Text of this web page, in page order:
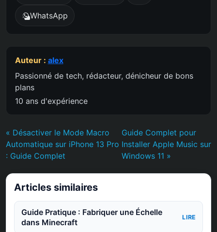
WhatsApp
Auteur : alex
Passionné de tech, rédacteur, dénicheur de bons
plans
10 ans d'expérience
« Désactiver le Mode Macro
Automatique sur iPhone 13 Pro
: Guide Complet
Guide Complet pour
Installer Apple Music sur
Windows 11 »
Articles similaires
Guide Pratique : Fabriquer une Échelle
dans Minecraft
LIRE